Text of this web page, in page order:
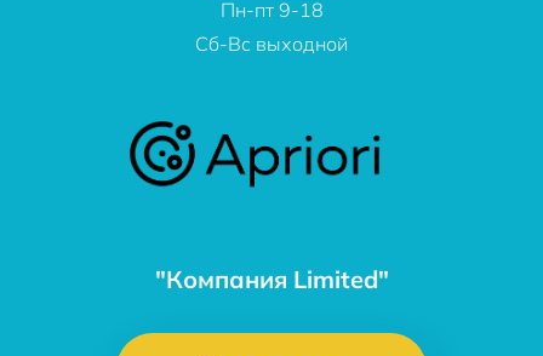
"Компания Limited"
Пн-пт 9-18
Сб-Вс выходной